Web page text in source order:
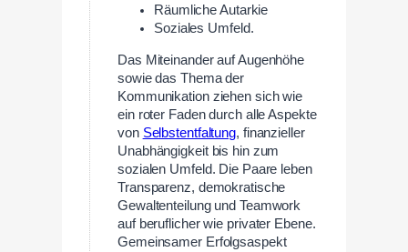
Räumliche Autarkie
Soziales Umfeld.
Das Miteinander auf Augenhöhe
sowie das Thema der
Kommunikation ziehen sich wie
ein roter Faden durch alle Aspekte
von Selbstentfaltung, finanzieller
Unabhängigkeit bis hin zum
sozialen Umfeld. Die Paare leben
Transparenz, demokratische
Gewaltenteilung und Teamwork
auf beruflicher wie privater Ebene.
Gemeinsamer Erfolgsaspekt